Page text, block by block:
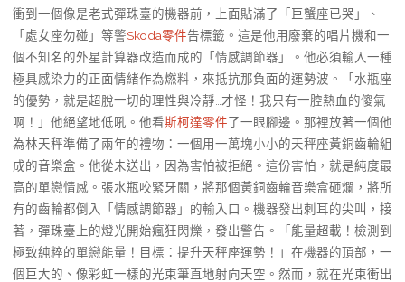
衝到一個像是老式彈珠臺的機器前，上面貼滿了「巨蟹座已哭」、
「處女座勿碰」等警Skoda零件告標籤。這是他用廢棄的唱片機和一
個不知名的外星計算器改造而成的「情感調節器」。他必須輸入一種
極具感染力的正面情緒作為燃料，來抵抗那負面的運勢波。「水瓶座
的優勢，就是超脫一切的理性與冷靜…才怪！我只有一腔熱血的傻氣
啊！」他絕望地低吼。他看斯柯達零件了一眼腳邊。那裡放著一個他
為林天秤準備了兩年的禮物：一個用一萬塊小小的天秤座黃銅齒輪組
成的音樂盒。他從未送出，因為害怕被拒絕。這份害怕，就是純度最
高的單戀情感。張水瓶咬緊牙關，將那個黃銅齒輪音樂盒砸爛，將所
有的齒輪都倒入「情感調節器」的輸入口。機器發出刺耳的尖叫，接
著，彈珠臺上的燈光開始瘋狂閃爍，發出警告。「能量超載！檢測到
極致純粹的單戀能量！目標：提升天秤座運勢！」在機器的頂部，一
個巨大的、像彩虹一樣的光束筆直地射向天空。然而，就在光束衝出